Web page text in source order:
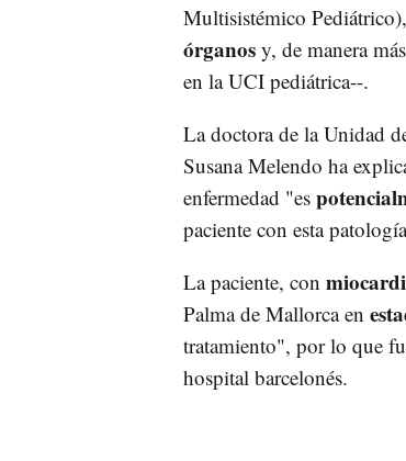
Multisistémico
órganosy, de manera
en la UCI pediátrica--.
La doctora de la Unidad
Susana Melendo ha
enfermedad "es
paciente con esta
La paciente, con
Palma de Mallorca en
tratamiento", por lo que
hospital barcelonés.